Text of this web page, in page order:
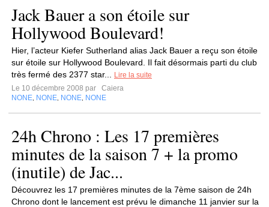
Jack Bauer a son étoile sur
Hollywood Boulevard!
Hier, l’acteur Kiefer Sutherland alias Jack Bauer a reçu son étoile
sur étoile sur Hollywood Boulevard. Il fait désormais parti du club
très fermé des 2377 star...
Lire la suite
Le 10 décembre 2008 par
Caiera
NONE NONE NONE NONE
24h Chrono : Les 17 premières
minutes de la saison 7 + la promo
(inutile) de Jac...
Découvrez les 17 premières minutes de la 7ème saison de 24h
Chrono dont le lancement est prévu le dimanche 11 janvier sur la